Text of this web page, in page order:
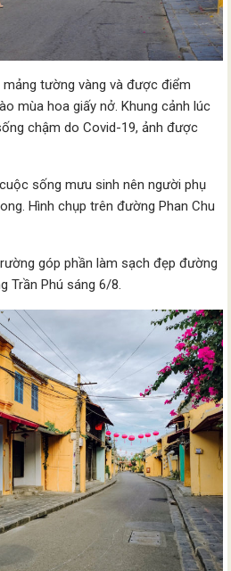
tường vàng và được điểm
mùa hoa giấy nở. Khung cảnh lúc
chậm do Covid-19, ảnh được
sống mưu sinh nên người phụ
Hình chụp trên đường Phan Chu
góp phần làm sạch đẹp đường
Trần Phú sáng 6/8.